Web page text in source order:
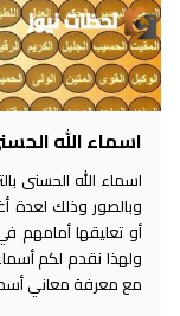
اسماء الله
اسماء الله الحسنى
وبالصور وذلك لعدة
أو تعليقها أمامهم
ولهذا نقدم لكم
مع معرفة معاني